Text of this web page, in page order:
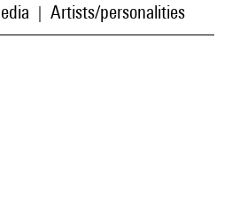
Artists/personalities